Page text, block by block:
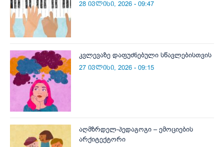
28 ივლისი, 2026 - 09:47
კვლევაზე დაფუძნებული სწავლებისთვის
27 ივლისი, 2026 - 09:15
აღმზრდელ-პედაგოგი – ემოციების
არქიტექტორი